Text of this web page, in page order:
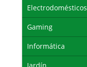
Electrodomésticos
Gaming
Informática